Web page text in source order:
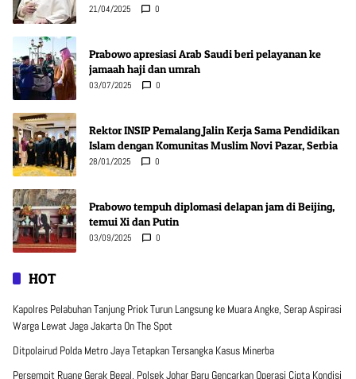
21/04/2025 0
Prabowo apresiasi Arab Saudi beri pelayanan ke
jamaah haji dan umrah
03/07/2025 0
Rektor INSIP Pemalang Jalin Kerja Sama Pendidikan
Islam dengan Komunitas Muslim Novi Pazar, Serbia
28/01/2025 0
Prabowo tempuh diplomasi delapan jam di Beijing,
temui Xi dan Putin
03/09/2025 0
HOT
Kapolres Pelabuhan Tanjung Priok Turun Langsung ke Muara Angke, Serap Aspirasi
Warga Lewat Jaga Jakarta On The Spot
Ditpolairud Polda Metro Jaya Tetapkan Tersangka Kasus Minerba
Persempit Ruang Gerak Begal, Polsek Johar Baru Gencarkan Operasi Cipta Kondisi